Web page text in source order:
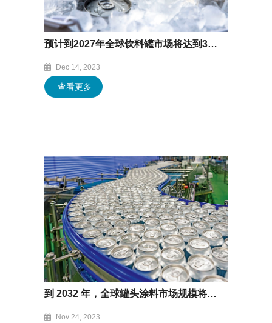
预计到2027年全球饮料罐市场将达到365.9亿美元
Dec 14, 2023
查看更多
到 2032 年，全球罐头涂料市场规模将达到 43.6 亿美元，年均复合增长率为 5.1%
Nov 24, 2023